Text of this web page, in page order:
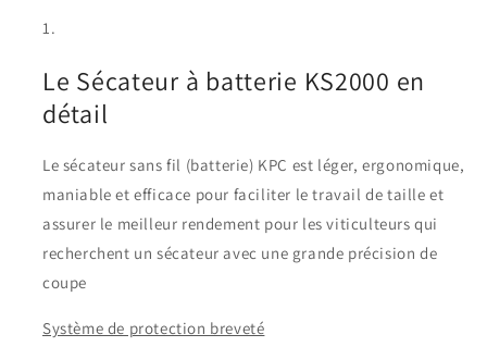
Le Sécateur à batterie KS2000 en
détail
Le sécateur sans fil (batterie) KPC est léger, ergonomique,
maniable et efficace pour faciliter le travail de taille et
assurer le meilleur rendement pour les viticulteurs qui
recherchent un sécateur avec une grande précision de
coupe
Système de protection breveté